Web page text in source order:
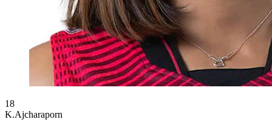
18
K.Ajcharaporn